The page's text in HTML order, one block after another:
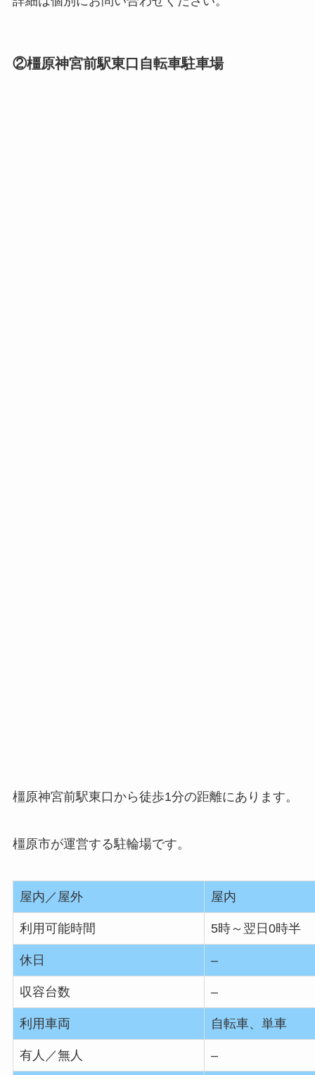
②橿原神宮前駅東口自転車駐車場
橿原神宮前駅東口から徒歩1分の距離にあります。
橿原市が運営する駐輪場です。
屋内／屋外 屋内
利用可能時間 5時～翌日0時半
休日 –
収容台数 –
利用車両 自転車、単車
有人／無人 –